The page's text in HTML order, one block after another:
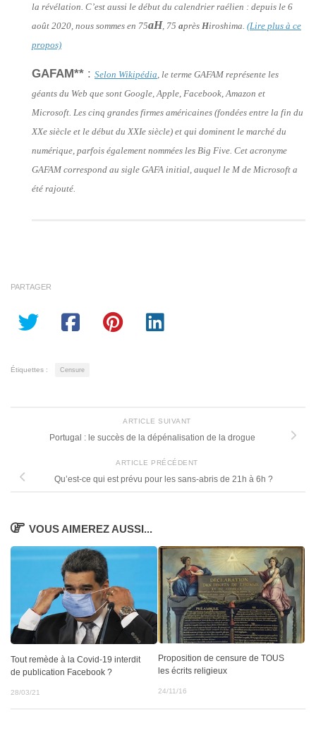
la révélation. C’est aussi le début du calendrier raélien : depuis le 6
août 2020, nous sommes en 75aH, 75 après Hiroshima. (Lire plus à ce
propos)
GAFAM** : Selon Wikipédia , le terme GAFAM représente les
géants du Web que sont Google, Apple, Facebook, Amazon et
Microsoft. Les cinq grandes firmes américaines (fondées entre la fin du
XXe siècle et le début du XXIe siècle) et qui dominent le marché du
numérique, parfois également nommées les Big Five. Cet acronyme
GAFAM correspond au sigle GAFA initial, auquel le M de Microsoft a
été rajouté.
PARTAGER
Étiquettes : Censure
ARTICLE SUIVANT
Portugal : le succès de la dépénalisation de la drogue
ARTICLE PRÉCÉDENT
Qu’est-ce qui est prévu pour les sans-abris de 21h à 6h ?
VOUS AIMEREZ AUSSI...
Tout remède à la Covid-19 interdit
de publication Facebook ?
28/03/21
Proposition de censure de TOUS
les écrits religieux
24/11/16